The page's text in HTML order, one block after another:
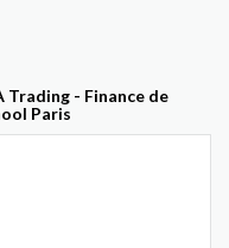
Trading - Finance de
Paris